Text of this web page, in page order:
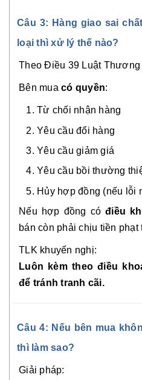
Câu 3: Hàng giao sai
loại thì xử lý thế nào?
Theo Điều 39 Luật Thương
Bên mua có quyền:
Từ chối nhận hàng
Yêu cầu đổi hàng
Yêu cầu giảm giá
Yêu cầu bồi thường
Hủy hợp đồng (nếu lỗi
Nếu hợp đồng cóđiều
bán còn phải chịu tiền phạt
TLK khuyến nghị:
Luôn kèm theo điều
để tránh tranh cãi.
Câu 4: Nếu bên mua
thì làm sao?
Giải pháp: